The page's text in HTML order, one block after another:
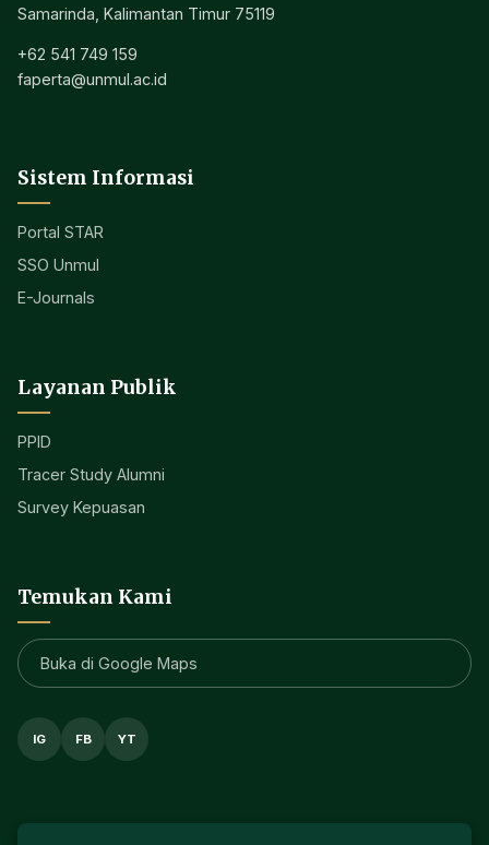
Samarinda, Kalimantan Timur 75119
+62 541 749 159
faperta@unmul.ac.id
Sistem Informasi
Portal STAR
SSO Unmul
E-Journals
Layanan Publik
PPID
Tracer Study Alumni
Survey Kepuasan
Temukan Kami
Buka di Google Maps
IG FB YT